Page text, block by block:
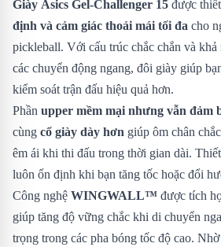
Giày Asics Gel-Challenger 15 được
định và cảm giác thoải mái tối đa cho
pickleball. Với cấu trúc chắc chắn và
các chuyển động ngang, đôi giày giúp
kiểm soát trận đấu hiệu quả hơn.
Phần upper mềm mại nhưng vẫn đảm
cùng cổ giày dày hơn giúp ôm chân
êm ái khi thi đấu trong thời gian dài.
luôn ổn định khi bạn tăng tốc hoặc đổi
Công nghệ WINGWALL™ được tích
giúp tăng độ vững chắc khi di chuyển
trọng trong các pha bóng tốc độ cao.